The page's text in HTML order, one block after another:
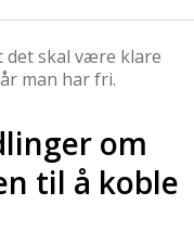
det skal være klare
man har fri.
om
til å koble